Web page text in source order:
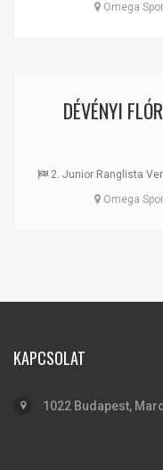
Omega
DÉVÉNYI
2. Junior Ranglista
Omega
KAPCSOLAT
1022 Budapest,